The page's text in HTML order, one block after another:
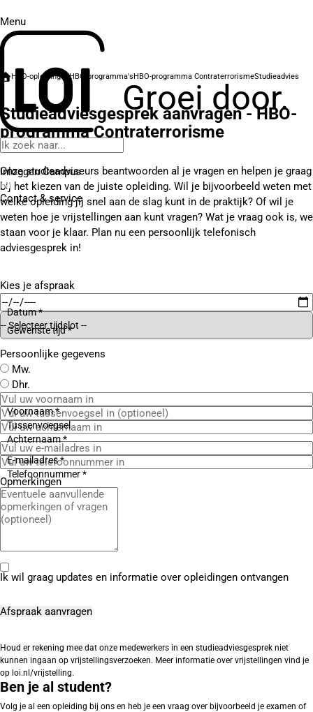
Menu
Groei door.
Inloggen Campus
Contact& service
HBO-opleidingenHBO-programma'sHBO-programma ContraterrorismeStudieadvies
Studieadviesgesprek aanvragen - HBO-
programma Contraterrorisme
Onze studieadviseurs beantwoorden al je vragen en helpen je graag
bij het kiezen van de juiste opleiding. Wil je bijvoorbeeld weten met
welke opleiding jij snel aan de slag kunt in de praktijk? Of wil je
weten hoe je vrijstellingen aan kunt vragen? Wat je vraag ook is, we
staan voor je klaar. Plan nu een persoonlijk telefonisch
adviesgesprek in!
Kies je afspraak
Datum *
Gewenste tijd *
Persoonlijke gegevens
Mw.
Dhr.
Voornaam *
Tussenvoegsel
Achternaam *
E-mailadres *
Telefoonnummer *
Opmerkingen
Ik wil graag updates en informatie over opleidingen ontvangen
Houd er rekening mee dat onze medewerkers in een studieadviesgesprek niet
kunnen ingaan op vrijstellingsverzoeken. Meer informatie over vrijstellingen vind je
op loi.nl/vrijstelling.
Ben je al student?
Volg je al een opleiding bij ons en heb je een vraag over bijvoorbeeld je examen of